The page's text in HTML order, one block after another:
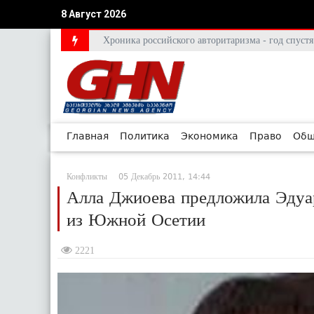
8 Август 2026
Хроника российского авторитаризма - год
Главная Политика Экономика Право
Конфликты 05 Декабрь 2011, 14:44
Алла Джиоева предложила
из Южной Осетии
2221